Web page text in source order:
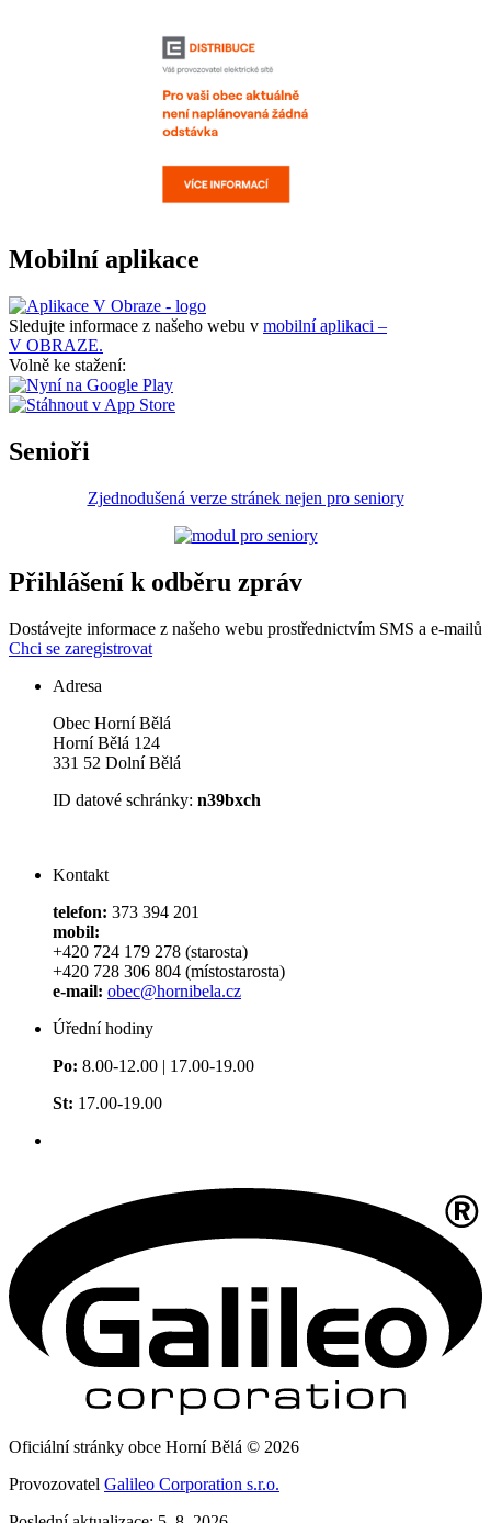
Mobilní aplikace
Sledujte informace z našeho webu v mobilní aplikaci –
V OBRAZE.
Volně ke stažení:
Senioři
Zjednodušená verze stránek nejen pro seniory
Přihlášení k odběru zpráv
Dostávejte informace z našeho webu prostřednictvím SMS a e-mailů
Chci se zaregistrovat
Adresa
Obec Horní Bělá
Horní Bělá 124
331 52 Dolní Bělá
ID datové schránky: n39bxch
Kontakt
telefon: 373 394 201
mobil:
+420 724 179 278 (starosta)
+420 728 306 804 (místostarosta)
e-mail: obec@hornibela.cz
Úřední hodiny
Po: 8.00-12.00 | 17.00-19.00
St: 17.00-19.00
Oficiální stránky obce Horní Bělá © 2026
Provozovatel Galileo Corporation s.r.o.